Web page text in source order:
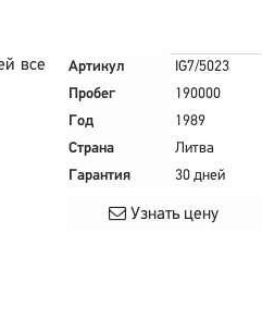
все
Артикул
IG7/5023
Пробег
190000
Год
1989
Страна
Литва
Гарантия
30 дней
Узнать цену